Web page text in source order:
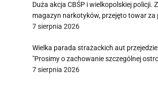
Duża akcja CBŚP i wielkopolskiej policji.
magazyn narkotyków, przejęto towar za
7 sierpnia 2026
Wielka parada strażackich aut
"Prosimy o zachowanie szczególnej
7 sierpnia 2026